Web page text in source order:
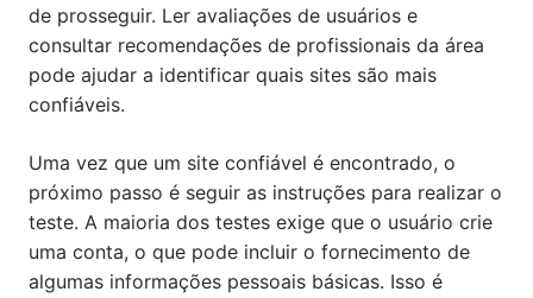
de prosseguir. Ler avaliações de usuários e
consultar recomendações de profissionais da área
pode ajudar a identificar quais sites são mais
confiáveis.
Uma vez que um site confiável é encontrado, o
próximo passo é seguir as instruções para realizar o
teste. A maioria dos testes exige que o usuário crie
uma conta, o que pode incluir o fornecimento de
algumas informações pessoais básicas. Isso é